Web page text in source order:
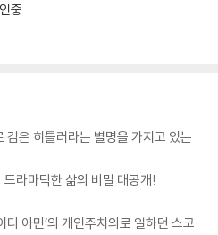
중
검은 히틀러라는 별명을 가지고 있는
라마틱한 삶의 비밀 대공개!
디 아민’의 개인주치의로 일하던 스코